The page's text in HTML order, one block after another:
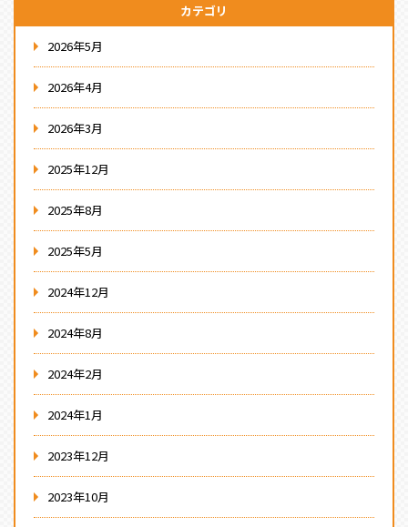
カテゴリ
2026年5月
2026年4月
2026年3月
2025年12月
2025年8月
2025年5月
2024年12月
2024年8月
2024年2月
2024年1月
2023年12月
2023年10月